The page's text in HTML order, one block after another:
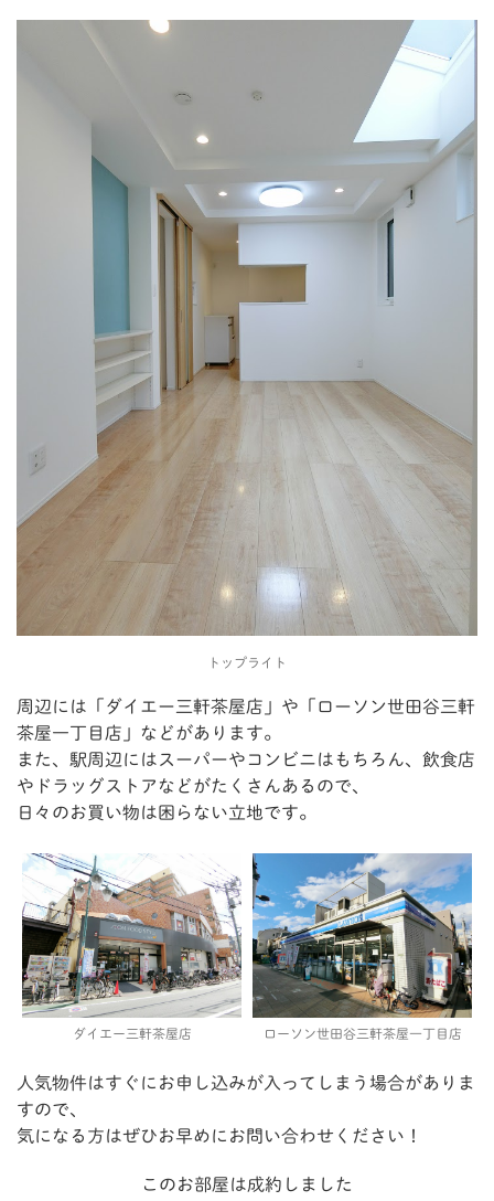
トップライト
周辺には「ダイエー三軒茶屋店」や「ローソン世田谷三軒
茶屋一丁目店」などがあります。
また、駅周辺にはスーパーやコンビニはもちろん、飲食店
やドラッグストアなどがたくさんあるので、
日々のお買い物は困らない立地です。
ダイエー三軒茶屋店 ローソン世田谷三軒茶屋一丁目店
人気物件はすぐにお申し込みが入ってしまう場合がありま
すので、
気になる方はぜひお早めにお問い合わせください！
このお部屋は成約しました